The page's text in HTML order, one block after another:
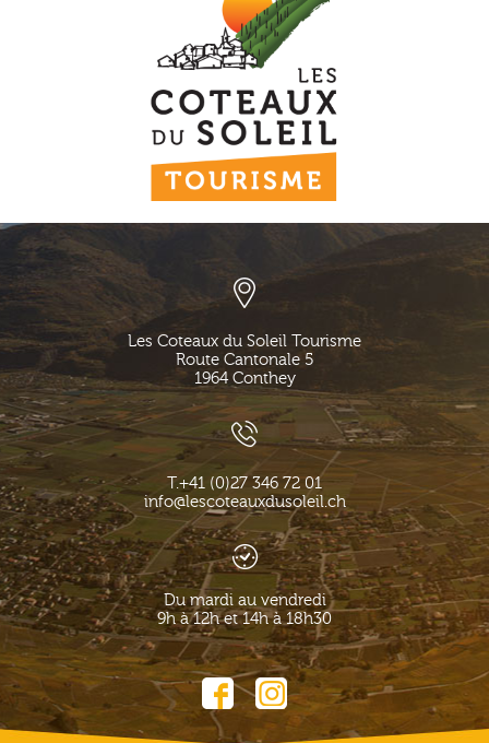
Les Coteaux du Soleil Tourisme
Route Cantonale 5
1964 Conthey
T.+41 (0)27 346 72 01
info@lescoteauxdusoleil.ch
Du mardi au vendredi
9h à 12h et 14h à 18h30